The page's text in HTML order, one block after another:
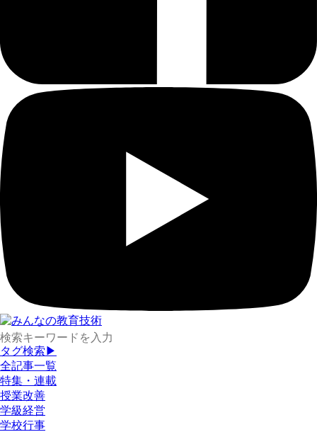
タグ検索▶
全記事一覧
特集・連載
授業改善
学級経営
学校行事